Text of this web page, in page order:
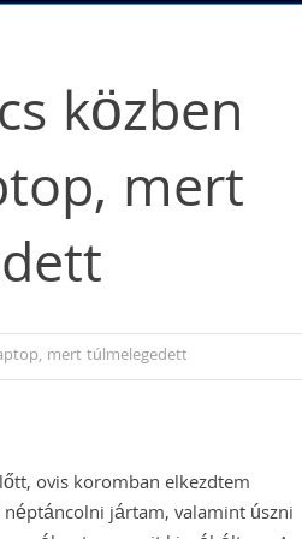
közben
mert
mert túlmelegedett
ovis koromban elkezdtem
jártam, valamint úszni